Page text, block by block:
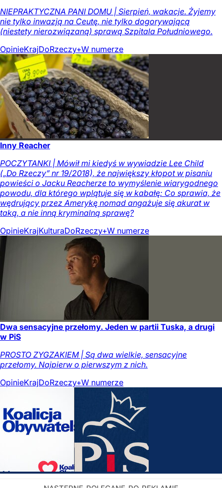
NIEPRAKTYCZNA PANI DOMU | Sierpień, wakacje. Żyjemy
nie tylko inwazją na Ceutę, nie tylko dogorywającą
(niestety nierozwiązaną) sprawą Szpitala Południowego.
OpinieKrajDoRzeczy+W numerze
Inny Reacher
POCZYTANKI | Mówił mi kiedyś w wywiadzie Lee Child
(„Do Rzeczy” nr 19/2018), że największy kłopot w pisaniu
powieści o Jacku Reacherze to wymyślenie wiarygodnego
powodu, dla którego wplątuje się w kabałę: Co sprawia, że
wędrujący przez Amerykę nomad angażuje się akurat w
taką, a nie inną kryminalną sprawę?
OpinieKrajKulturaDoRzeczy+W numerze
Dwa sensacyjne przełomy. Jeden w partii Tuska, a drugi
w PiS
PROSTO ZYGZAKIEM | Są dwa wielkie, sensacyjne
przełomy. Najpierw o pierwszym z nich.
OpinieKrajDoRzeczy+W numerze